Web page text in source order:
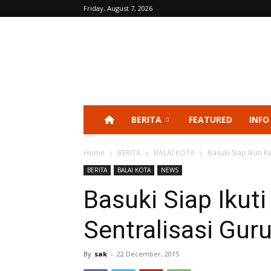
Friday, August 7, 2026
BERITA FEATURED
Home BERITA BALAI KOTA Basuki Siap Ikuti
BERITA BALAI KOTA NEWS
Basuki Siap
Sentralisasi
By sak - 22 December, 2015